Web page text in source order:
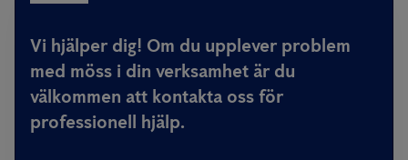
Vi hjälper dig! Om du upplever problem
med möss i din verksamhet är du
välkommen att kontakta oss för
professionell hjälp.